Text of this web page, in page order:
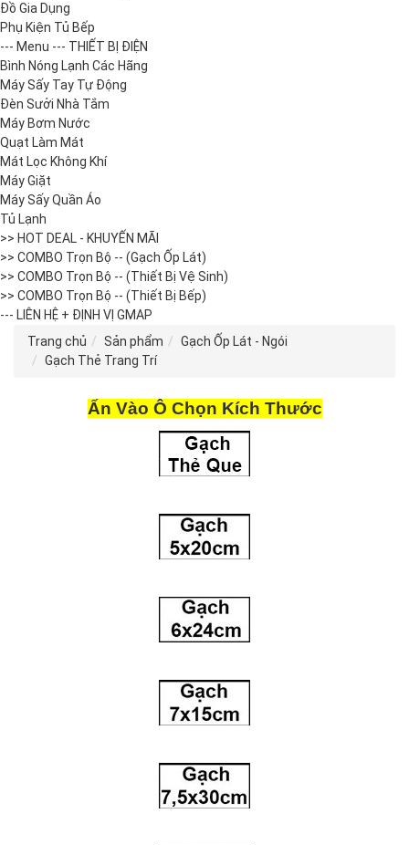
Đồ Gia Dụng
Phụ Kiện Tủ Bếp
--- Menu --- THIẾT BỊ ĐIỆN
Bình Nóng Lạnh Các Hãng
Máy Sấy Tay Tự Động
Đèn Sưởi Nhà Tắm
Máy Bơm Nước
Quạt Làm Mát
Mát Lọc Không Khí
Máy Giặt
Máy Sấy Quần Áo
Tủ Lạnh
>> HOT DEAL - KHUYẾN MÃI
>> COMBO Trọn Bộ -- (Gạch Ốp Lát)
>> COMBO Trọn Bộ -- (Thiết Bị Vệ Sinh)
>> COMBO Trọn Bộ -- (Thiết Bị Bếp)
--- LIÊN HỆ + ĐỊNH VỊ GMAP
Trang chủ
Sản phẩm
Gạch Ốp Lát - Ngói
Gạch Thẻ Trang Trí
Ấn Vào Ô Chọn Kích Thước